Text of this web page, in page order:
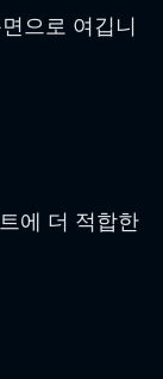
으로 여깁니
에 더 적합한